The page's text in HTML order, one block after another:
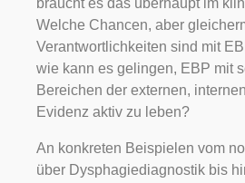
braucht es das überhaupt im
Welche Chancen, aber
Verantwortlichkeiten sind mit
wie kann es gelingen, EBP mit
Bereichen der externen,
Evidenz aktiv zu leben?
An konkreten Beispielen vom
über Dysphagiediagnostik bis